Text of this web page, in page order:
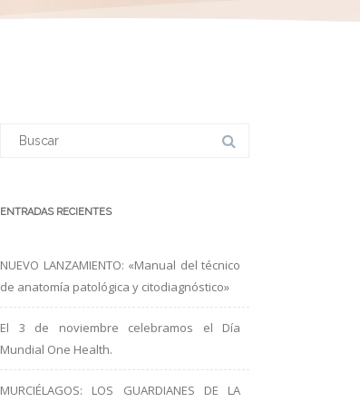
ENTRADAS RECIENTES
NUEVO LANZAMIENTO: «Manual del técnico
de anatomía patológica y citodiagnóstico»
El 3 de noviembre celebramos el Día
Mundial One Health.
MURCIÉLAGOS: LOS GUARDIANES DE LA